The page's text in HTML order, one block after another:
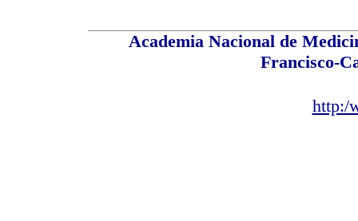
Academia Nacional de
Francisco-
http:/